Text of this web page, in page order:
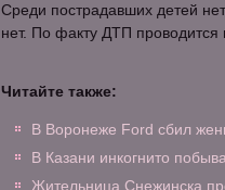
Среди пострадавших детей
нет. По факту ДТП проводится
Читайте также:
В Воронеже Ford сбил
В Казани инкогнито
Жительница Снежинска